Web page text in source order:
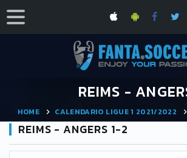
REIMS -
HOME CALENDARIO LIGUE 1 2021/2022
REIMS - ANGERS 1-2